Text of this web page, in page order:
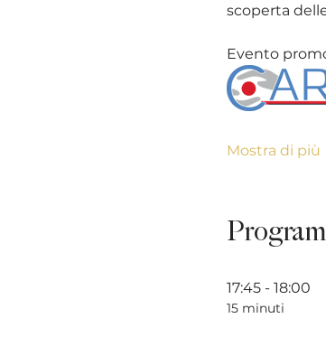
scoperta
Evento
Mostra di più
17:45 - 18:00
15 minuti